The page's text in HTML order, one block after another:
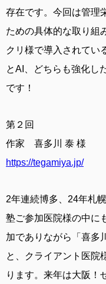
存在です。今回は管理
ための具体的な取り組
クリ様で導入されてい
とAI、どちらも強化し
です！
第２回
作家 喜多川 泰 様
https://tegamiya.jp/
2年連続博多、24年札
塾ご参加医院様の中に
加でありながら「喜多
と、クライアント医院
ります。来年は大阪！